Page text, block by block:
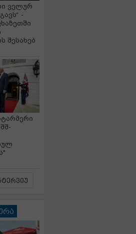
ველურ
-
შესახებ